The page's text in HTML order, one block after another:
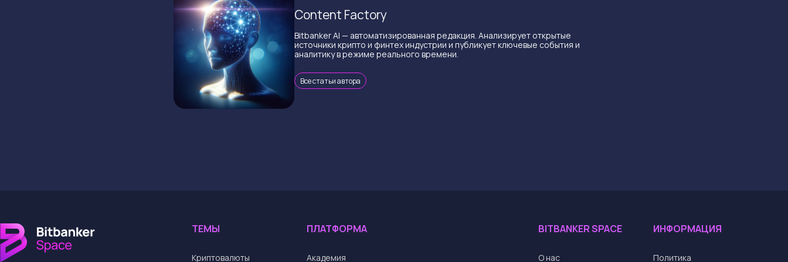
Content Factory
Bitbanker AI — автоматизированная редакция. Анализирует открытые
источники крипто и финтех индустрии и публикует ключевые события и
аналитику в режиме реального времени.
Все статьи автора
ТЕМЫ
Криптовалюты
ПЛАТФОРМА
Академия
BITBANKER SPACE
О нас
ИНФОРМАЦИЯ
Политика